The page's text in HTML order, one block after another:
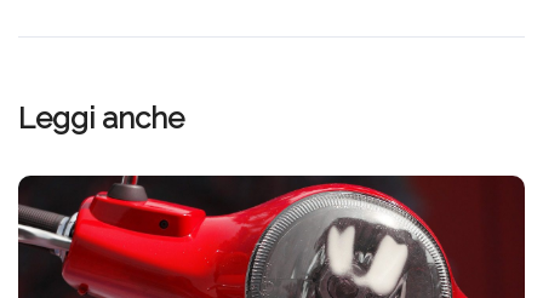
Leggi anche